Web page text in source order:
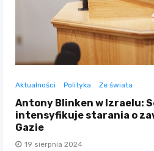
Aktualności Polityka Ze świata
Antony Blinken w Izraelu:
intensyfikuje starania o
Gazie
19 sierpnia 2024